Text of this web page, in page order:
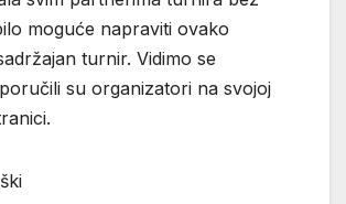
moguće napraviti ovako
turnir. Vidimo se
su organizatori na svojoj